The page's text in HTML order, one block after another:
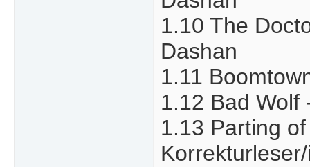
1.10 The
Dashan
1.11
1.12 Bad Wolf
1.13 Parting